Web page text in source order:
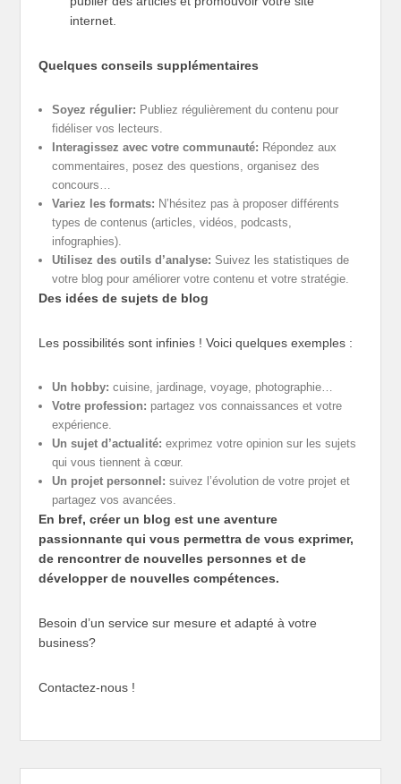
internet.
Quelques conseils supplémentaires
Soyez régulier: Publiez régulièrement du contenu pour
fidéliser vos lecteurs.
Interagissez avec votre communauté: Répondez aux
commentaires, posez des questions, organisez des
concours…
Variez les formats: N’hésitez pas à proposer différents
types de contenus (articles, vidéos, podcasts,
infographies).
Utilisez des outils d’analyse: Suivez les statistiques de
votre blog pour améliorer votre contenu et votre stratégie.
Des idées de sujets de blog
Les possibilités sont infinies ! Voici quelques exemples :
Un hobby: cuisine, jardinage, voyage, photographie…
Votre profession: partagez vos connaissances et votre
expérience.
Un sujet d’actualité: exprimez votre opinion sur les sujets
qui vous tiennent à cœur.
Un projet personnel: suivez l’évolution de votre projet et
partagez vos avancées.
En bref, créer un blog est une aventure
passionnante qui vous permettra de vous exprimer,
de rencontrer de nouvelles personnes et de
développer de nouvelles compétences.
Besoin d’un service sur mesure et adapté à votre
business?
Contactez-nous !